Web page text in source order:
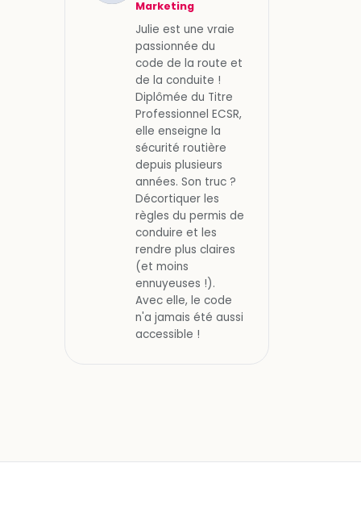
Marketing
Julie est une vraie
passionnée du
code de la route et
de la conduite !
Diplômée du Titre
Professionnel ECSR,
elle enseigne la
sécurité routière
depuis plusieurs
années. Son truc ?
Décortiquer les
règles du permis de
conduire et les
rendre plus claires
(et moins
ennuyeuses !).
Avec elle, le code
n'a jamais été aussi
accessible !